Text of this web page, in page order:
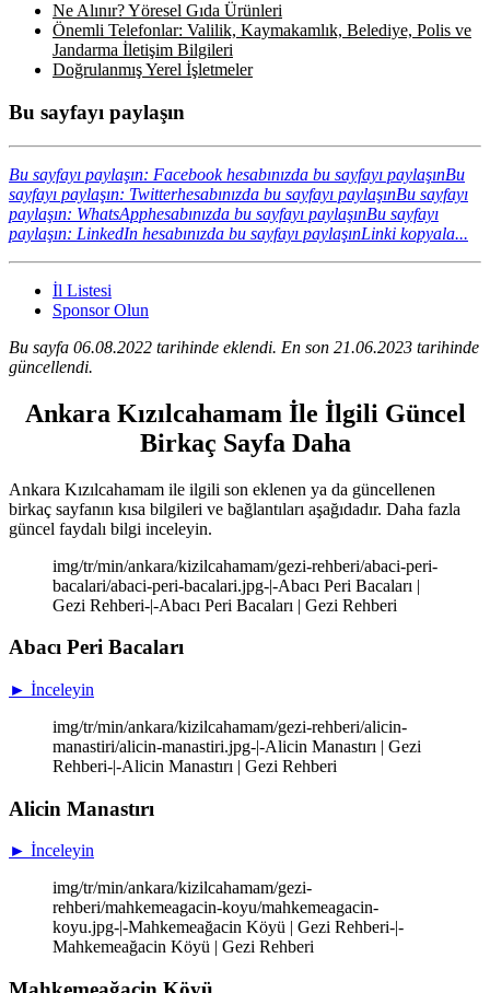
Ne Alınır? Yöresel Gıda Ürünleri
Önemli Telefonlar: Valilik, Kaymakamlık, Belediye, Polis ve
Jandarma İletişim Bilgileri
Doğrulanmış Yerel İşletmeler
Bu sayfayı paylaşın
Bu sayfayı paylaşın: Facebook hesabınızda bu sayfayı paylaşınBu
sayfayı paylaşın: Twitterhesabınızda bu sayfayı paylaşınBu sayfayı
paylaşın: WhatsApphesabınızda bu sayfayı paylaşınBu sayfayı
paylaşın: LinkedIn hesabınızda bu sayfayı paylaşınLinki kopyala...
İl Listesi
Sponsor Olun
Bu sayfa 06.08.2022 tarihinde eklendi. En son 21.06.2023 tarihinde
güncellendi.
Ankara Kızılcahamam İle İlgili Güncel
Birkaç Sayfa Daha
Ankara Kızılcahamam ile ilgili son eklenen ya da güncellenen
birkaç sayfanın kısa bilgileri ve bağlantıları aşağıdadır. Daha fazla
güncel faydalı bilgi inceleyin.
img/tr/min/ankara/kizilcahamam/gezi-rehberi/abaci-peri-
bacalari/abaci-peri-bacalari.jpg-|-Abacı Peri Bacaları |
Gezi Rehberi-|-Abacı Peri Bacaları | Gezi Rehberi
Abacı Peri Bacaları
► İnceleyin
img/tr/min/ankara/kizilcahamam/gezi-rehberi/alicin-
manastiri/alicin-manastiri.jpg-|-Alicin Manastırı | Gezi
Rehberi-|-Alicin Manastırı | Gezi Rehberi
Alicin Manastırı
► İnceleyin
img/tr/min/ankara/kizilcahamam/gezi-
rehberi/mahkemeagacin-koyu/mahkemeagacin-
koyu.jpg-|-Mahkemeağacin Köyü | Gezi Rehberi-|-
Mahkemeağacin Köyü | Gezi Rehberi